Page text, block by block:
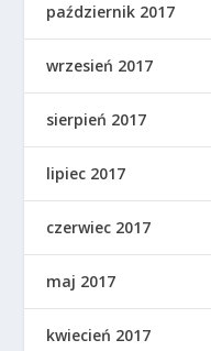
październik 2017
wrzesień 2017
sierpień 2017
lipiec 2017
czerwiec 2017
maj 2017
kwiecień 2017